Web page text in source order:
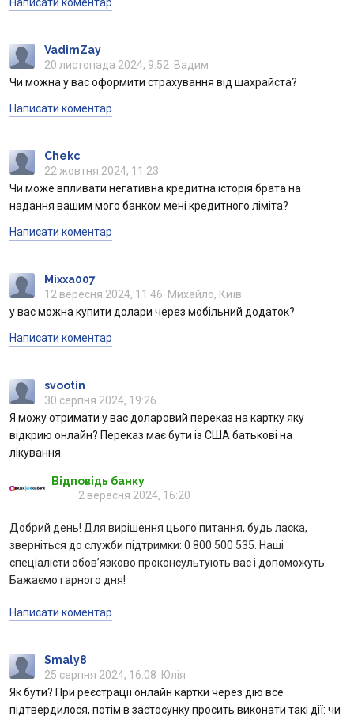
VadimZay
20 листопада 2024, 9:52 Вадим
Чи можна у вас оформити страхування від шахрайста?
Написати коментар
Chekc
22 жовтня 2024, 11:23
Чи може впливати негативна кредитна історія брата на
надання вашим мого банком мені кредитного ліміта?
Написати коментар
Mixxa007
12 вересня 2024, 11:46 Михайло, Київ
у вас можна купити долари через мобільний додаток?
Написати коментар
svootin
30 серпня 2024, 19:26
Я можу отримати у вас доларовий переказ на картку яку
відкрию онлайн? Переказ має бути із США батькові на
лікування.
Відповідь банку
2 вересня 2024, 16:20
Добрий день! Для вирішення цього питання, будь ласка,
зверніться до служби підтримки: 0 800 500 535. Наші
спеціалісти обов’язково проконсультують вас і допоможуть.
Бажаємо гарного дня!
Написати коментар
Smaly8
25 серпня 2024, 16:08 Юлія
Як бути? При реєстрації онлайн картки через дію все
підтвердилося, потім в застосунку просить виконати такі дії: чи